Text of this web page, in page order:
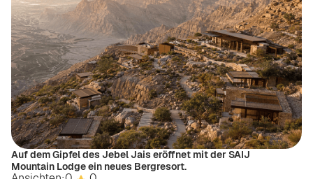
Auf dem Gipfel des Jebel Jais eröffnet mit der SAIJ
Mountain Lodge ein neues Bergresort.